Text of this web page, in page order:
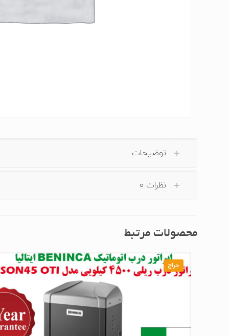
توضیحات
نظرات 0
محصولات مرتبط
حراج